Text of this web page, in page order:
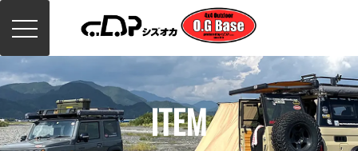
toggle
navigation
ITEM